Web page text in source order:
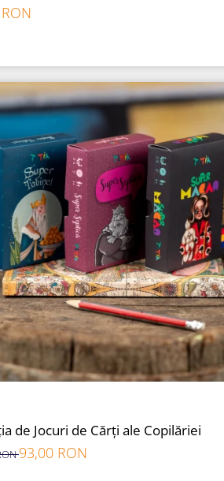
de Jocuri de Cărți ale Copilăriei
93,00 RON